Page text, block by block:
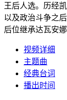
王后人选。历经
以及政治斗争之
后位继承达瓦安
视频详细
主题曲
经典台词
播出时间